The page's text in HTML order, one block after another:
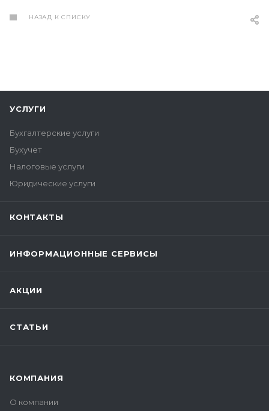
НАЗАД К СПИСКУ
УСЛУГИ
Бухгалтерские услуги
Бухучет
Налоговые услуги
Юридические услуги
КОНТАКТЫ
ИНФОРМАЦИОННЫЕ СЕРВИСЫ
АКЦИИ
СТАТЬИ
КОМПАНИЯ
О компании